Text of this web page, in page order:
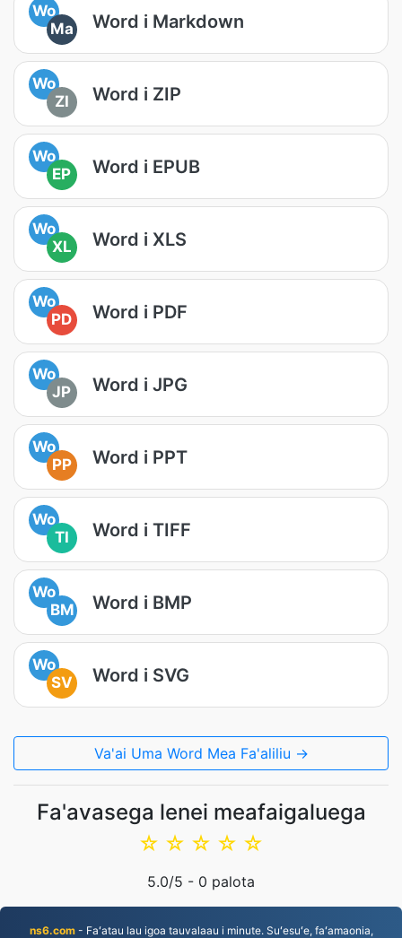
Wo
Ma
Word i Markdown
Wo
ZI
Word i ZIP
Wo
EP
Word i EPUB
Wo
XL
Word i XLS
Wo
PD
Word i PDF
Wo
JP
Word i JPG
Wo
PP
Word i PPT
Wo
TI
Word i TIFF
Wo
BM
Word i BMP
Wo
SV
Word i SVG
Va'ai Uma Word Mea Fa'aliliu →
Fa'avasega lenei meafaigaluega
☆
☆
☆
☆
☆
5.0/5 - 0 palota
ns6.com- Faʻatau lau igoa tauvalaau i minute. Suʻesuʻe, faʻamaonia,